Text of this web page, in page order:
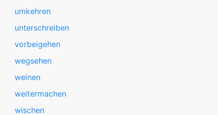
umkehren
unterschreiben
vorbeigehen
wegsehen
weinen
weitermachen
wischen